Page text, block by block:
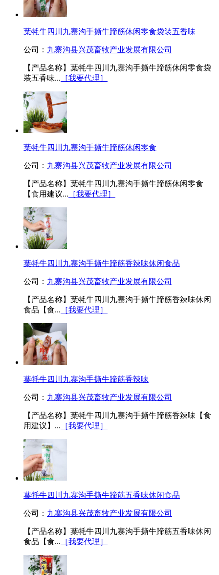
葉牦牛四川九寨沟手撕牛蹄筋休闲零食袋装五香味
公司： 九寨沟县兴茂畜牧产业发展有限公司
【产品名称】葉牦牛四川九寨沟手撕牛蹄筋休闲零食袋
装五香味... ［我要代理］
葉牦牛四川九寨沟手撕牛蹄筋休闲零食
公司： 九寨沟县兴茂畜牧产业发展有限公司
【产品名称】葉牦牛四川九寨沟手撕牛蹄筋休闲零食
【食用建议... ［我要代理］
葉牦牛四川九寨沟手撕牛蹄筋香辣味休闲食品
公司： 九寨沟县兴茂畜牧产业发展有限公司
【产品名称】葉牦牛四川九寨沟手撕牛蹄筋香辣味休闲
食品【食... ［我要代理］
葉牦牛四川九寨沟手撕牛蹄筋香辣味
公司： 九寨沟县兴茂畜牧产业发展有限公司
【产品名称】葉牦牛四川九寨沟手撕牛蹄筋香辣味【食
用建议】... ［我要代理］
葉牦牛四川九寨沟手撕牛蹄筋五香味休闲食品
公司： 九寨沟县兴茂畜牧产业发展有限公司
【产品名称】葉牦牛四川九寨沟手撕牛蹄筋五香味休闲
食品【食... ［我要代理］